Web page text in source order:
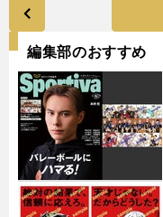
編集部のおすすめ